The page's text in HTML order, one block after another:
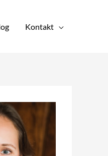
Kontakt